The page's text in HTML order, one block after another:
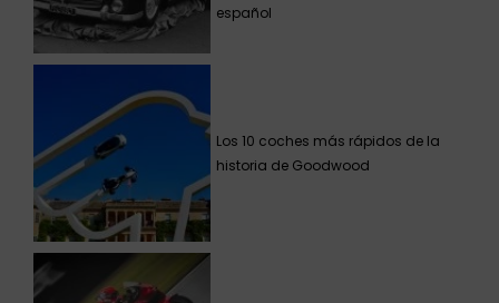
español
Los 10 coches más rápidos de la
historia de Goodwood